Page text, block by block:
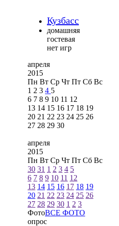
Кузбасс
домашняя
гостевая
нет игр
апреля
2015
Пн Вт Ср Чт Пт Сб Вс
1 2 3 4 5
6 7 8 9 10 11 12
13 14 15 16 17 18 19
20 21 22 23 24 25 26
27 28 29 30
апреля
2015
Пн Вт Ср Чт Пт Сб Вс
30 31 1 2 3 4 5
6 7 8 9 10 11 12
13 14 15 16 17 18 19
20 21 22 23 24 25 26
27 28 29 30 1 2 3
ФотоВСЕ ФОТО
опрос